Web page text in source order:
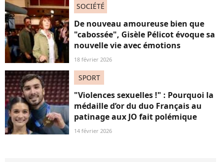
SOCIÉTÉ
De nouveau amoureuse bien que
"cabossée", Gisèle Pélicot évoque sa
nouvelle vie avec émotions
18 février 2026
SPORT
"Violences sexuelles !" : Pourquoi la
médaille d’or du duo Français au
patinage aux JO fait polémique
14 février 2026